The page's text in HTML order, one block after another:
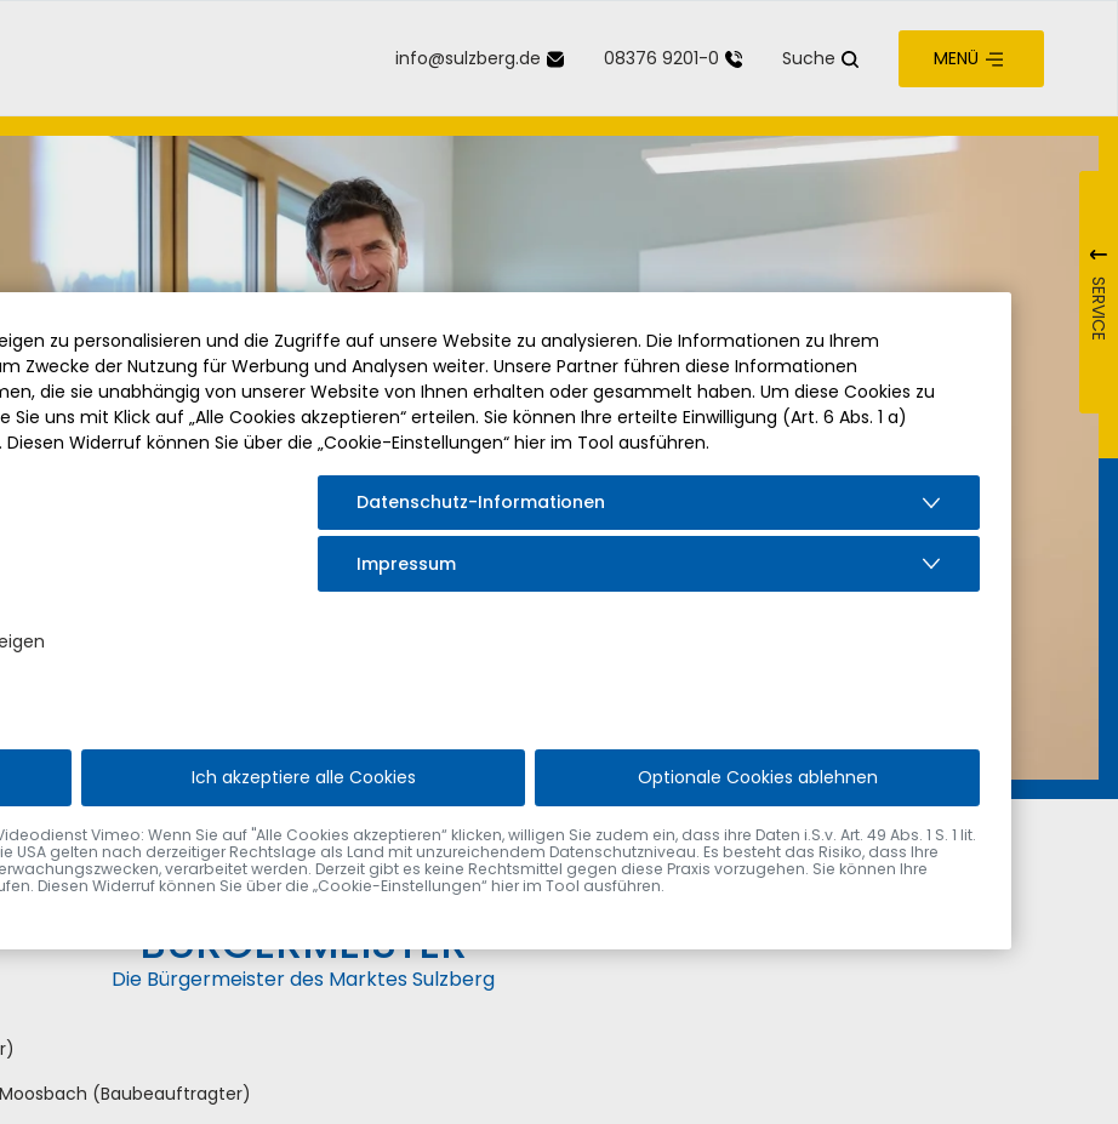
Inhalt der Seite anspringen
Informationen und Einstellungen zur Barrierefreiheit
info@sulzberg.de 08376 9201-0 Suche MENÜ
SERVICE
BÜRGERMEISTER
Die Bürgermeister des Marktes Sulzberg
(Baubeauftragter)
zu personalisieren und die Zugriffe auf unsere Website zu analysieren. Die Informationen zu Ihrem
Zwecke der Nutzung für Werbung und Analysen weiter. Unsere Partner führen diese Informationen
die sie unabhängig von unserer Website von Ihnen erhalten oder gesammelt haben. Um diese Cookies zu
uns mit Klick auf „Alle Cookies akzeptieren“ erteilen. Sie können Ihre erteilte Einwilligung (Art. 6 Abs. 1 a)
Widerruf können Sie über die „Cookie-Einstellungen“ hier im Tool ausführen.
Datenschutz-Informationen
Impressum
Ich akzeptiere alle Cookies Optionale Cookies ablehnen
Vimeo: Wenn Sie auf "Alle Cookies akzeptieren“ klicken, willigen Sie zudem ein, dass ihre Daten i.S.v. Art. 49 Abs. 1 S. 1 lit.
USA gelten nach derzeitiger Rechtslage als Land mit unzureichendem Datenschutzniveau. Es besteht das Risiko, dass Ihre
verarbeitet werden. Derzeit gibt es keine Rechtsmittel gegen diese Praxis vorzugehen. Sie können Ihre
Diesen Widerruf können Sie über die „Cookie-Einstellungen“ hier im Tool ausführen.